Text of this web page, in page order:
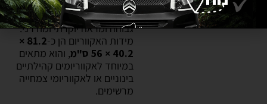
איכותית עםמסגרת אלומיניום
מצופה לכה, המעניקה עמידות
גבוהה ומראה יוקרתי ומודרני.
מידות האקווריום הן כ-
81.2 ×
40.2 × 56 ס"מ
, והוא מתאים
במיוחד לאקווריומים קהילתיים
בינוניים או לאקווריומי צמחייה
מרשימים.